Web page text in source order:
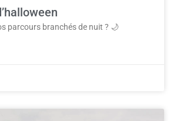
parcours branchés de nuit ? 🌙